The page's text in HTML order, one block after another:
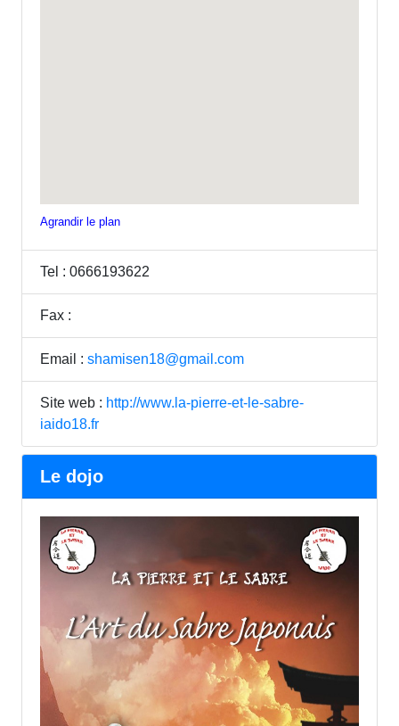
Agrandir le plan
Tel : 0666193622
Fax :
Email : shamisen18@gmail.com
Site web : http://www.la-pierre-et-le-sabre-
iaido18.fr
Le dojo